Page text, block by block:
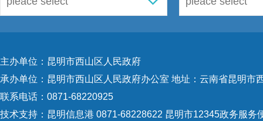
主办单位：昆明市西山区人民政府
承办单位：昆明市西山区人民政府办公室 地址：云南省昆明市
联系电话：0871-68220925
技术支持： 昆明信息港 0871-68228622 昆明市12345政务服务